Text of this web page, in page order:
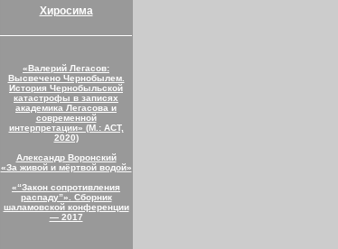
Хиросима
«Валерий Легасов:
Высвечено Чернобылем.
История Чернобыльской
катастрофы в записях
академика Легасова и
современной
интерпретации» (М.: АСТ,
2020)
Александр Воронский
«За живой и мёртвой водой»
«“Закон сопротивления
распаду”». Сборник
шаламовской конференции
— 2017